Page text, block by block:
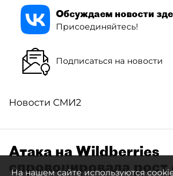
Обсуждаем новости
Присоединяйтесь!
Подписаться на новости
Новости СМИ2
Атака на Wildberries
спровоцировала рост
На нашем сайте используются